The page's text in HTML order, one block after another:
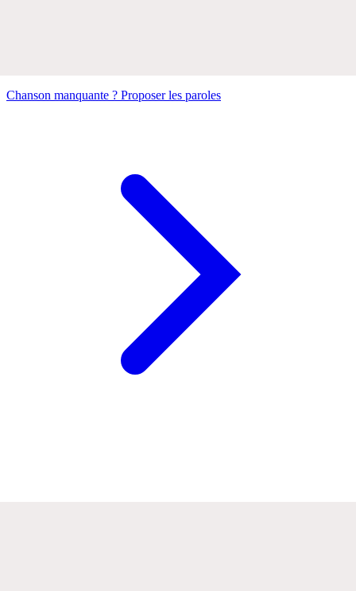
Chanson manquante ? Proposer les paroles